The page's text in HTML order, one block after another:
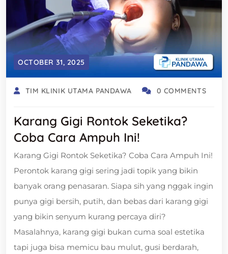
OCTOBER 31, 2025
TIM KLINIK UTAMA PANDAWA 0 COMMENTS
Karang Gigi Rontok Seketika?
Coba Cara Ampuh Ini!
Karang Gigi Rontok Seketika? Coba Cara Ampuh Ini!
Perontok karang gigi sering jadi topik yang bikin
banyak orang penasaran. Siapa sih yang nggak ingin
punya gigi bersih, putih, dan bebas dari karang gigi
yang bikin senyum kurang percaya diri?
Masalahnya, karang gigi bukan cuma soal estetika
tapi juga bisa memicu bau mulut, gusi berdarah,